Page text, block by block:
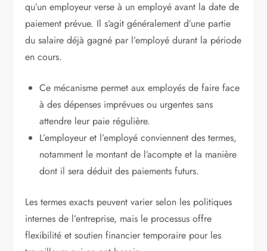
qu’un employeur verse à un employé avant la date de
paiement prévue. Il s’agit généralement d’une partie
du salaire déjà gagné par l’employé durant la période
en cours.
Ce mécanisme permet aux employés de faire face
à des dépenses imprévues ou urgentes sans
attendre leur paie régulière.
L’employeur et l’employé conviennent des termes,
notamment le montant de l’acompte et la manière
dont il sera déduit des paiements futurs.
Les termes exacts peuvent varier selon les politiques
internes de l’entreprise, mais le processus offre
flexibilité et soutien financier temporaire pour les